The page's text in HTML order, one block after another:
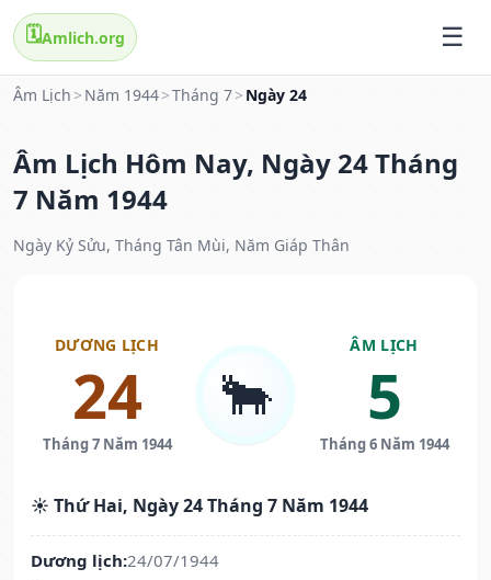
🗓️Amlich.org
Âm Lịch > Năm 1944>Tháng 7> Ngày 24
Âm Lịch Hôm Nay, Ngày 24 Tháng
7 Năm 1944
Ngày Kỷ Sửu, Tháng Tân Mùi, Năm Giáp Thân
DƯƠNG LỊCH
24
Tháng 7 Năm 1944
🐂
ÂM LỊCH
5
Tháng 6 Năm 1944
☀️ Thứ Hai, Ngày 24 Tháng 7 Năm 1944
Dương lịch:24/07/1944